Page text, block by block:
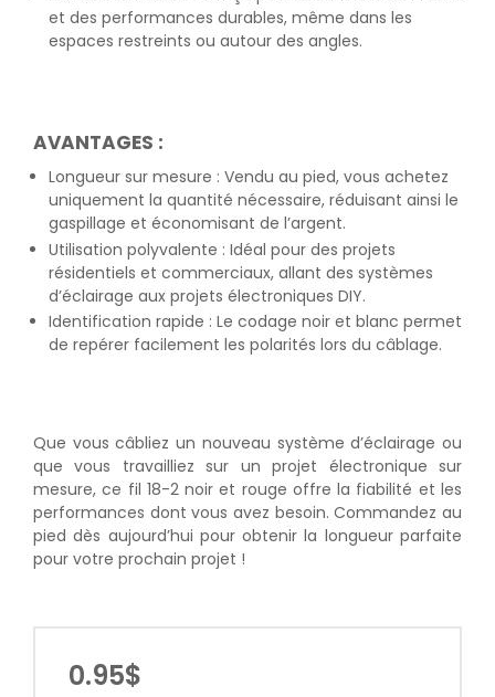
et des performances durables, même dans les
espaces restreints ou autour des angles.
AVANTAGES :
Longueur sur mesure : Vendu au pied, vous achetez
uniquement la quantité nécessaire, réduisant ainsi le
gaspillage et économisant de l’argent.
Utilisation polyvalente : Idéal pour des projets
résidentiels et commerciaux, allant des systèmes
d’éclairage aux projets électroniques DIY.
Identification rapide : Le codage noir et blanc permet
de repérer facilement les polarités lors du câblage.
Que vous câbliez un nouveau système d’éclairage ou
que vous travailliez sur un projet électronique sur
mesure, ce fil 18-2 noir et rouge offre la fiabilité et les
performances dont vous avez besoin. Commandez au
pied dès aujourd’hui pour obtenir la longueur parfaite
pour votre prochain projet !
0.95$